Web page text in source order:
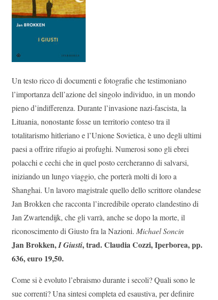
Un testo ricco di documenti e fotografie che testimoniano
l’importanza dell’azione del singolo individuo, in un mondo
pieno d’indifferenza. Durante l’invasione nazi-fascista, la
Lituania, nonostante fosse un territorio conteso tra il
totalitarismo hitleriano e l’Unione Sovietica, è uno degli ultimi
paesi a offrire rifugio ai profughi. Numerosi sono gli ebrei
polacchi e cechi che in quel posto cercheranno di salvarsi,
iniziando un lungo viaggio, che porterà molti di loro a
Shanghai. Un lavoro magistrale quello dello scrittore olandese
Jan Brokken che racconta l’incredibile operato clandestino di
Jan Zwartendijk, che gli varrà, anche se dopo la morte, il
riconoscimento di Giusto fra la Nazioni. Michael Soncin
Jan Brokken,I Giusti, trad. Claudia Cozzi, Iperborea, pp.
636, euro 19,50.
Come si è evoluto l’ebraismo durante i secoli? Quali sono le
sue correnti? Una sintesi completa ed esaustiva, per definire